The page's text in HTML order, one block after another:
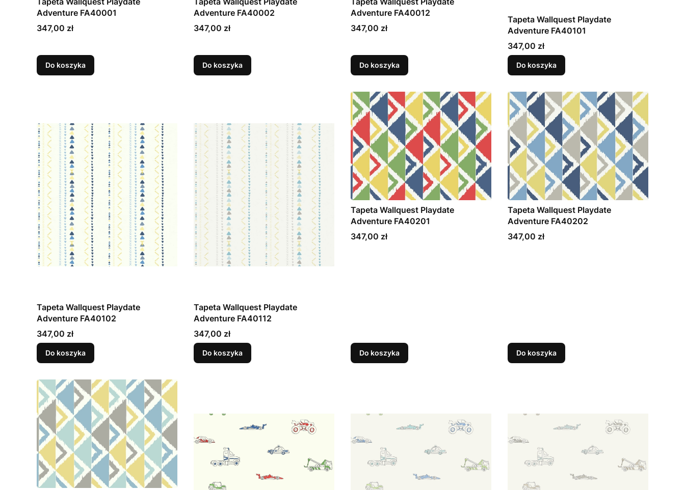
Adventure FA40001
Cena
347,00 zł
Do koszyka
Adventure FA40002
Cena
347,00 zł
Do koszyka
Adventure FA40012
Cena
347,00 zł
Do koszyka
Tapeta Wallquest Playdate
Adventure FA40101
Cena
347,00 zł
Do koszyka
Tapeta Wallquest Playdate
Adventure FA40102
Cena
347,00 zł
Do koszyka
Tapeta Wallquest Playdate
Adventure FA40112
Cena
347,00 zł
Do koszyka
Tapeta Wallquest Playdate
Adventure FA40201
Cena
347,00 zł
Do koszyka
Tapeta Wallquest Playdate
Adventure FA40202
Cena
347,00 zł
Do koszyka